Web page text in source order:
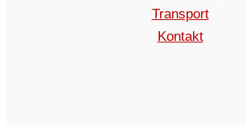
Transport
Kontakt